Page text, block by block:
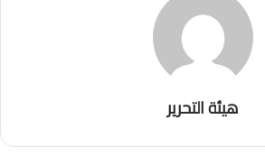
الصاروخي الإيراني الذي استهدف
الدبلوماسية لاتخاذ تدابير
هيئة التحرير